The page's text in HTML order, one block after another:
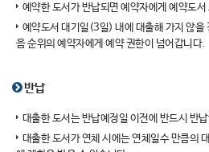
예약한 도서가 반납되면 예약자에게 예약도
예약도서 대기일(3일) 내에 대출해 가지 않을
음 순위의 예약자에게 예약 권한이 넘어갑니다.
반납
대출한 도서는 반납예정일 이전에 반드시 반
대출한 도서가 연체 시에는 연체일수 만큼의